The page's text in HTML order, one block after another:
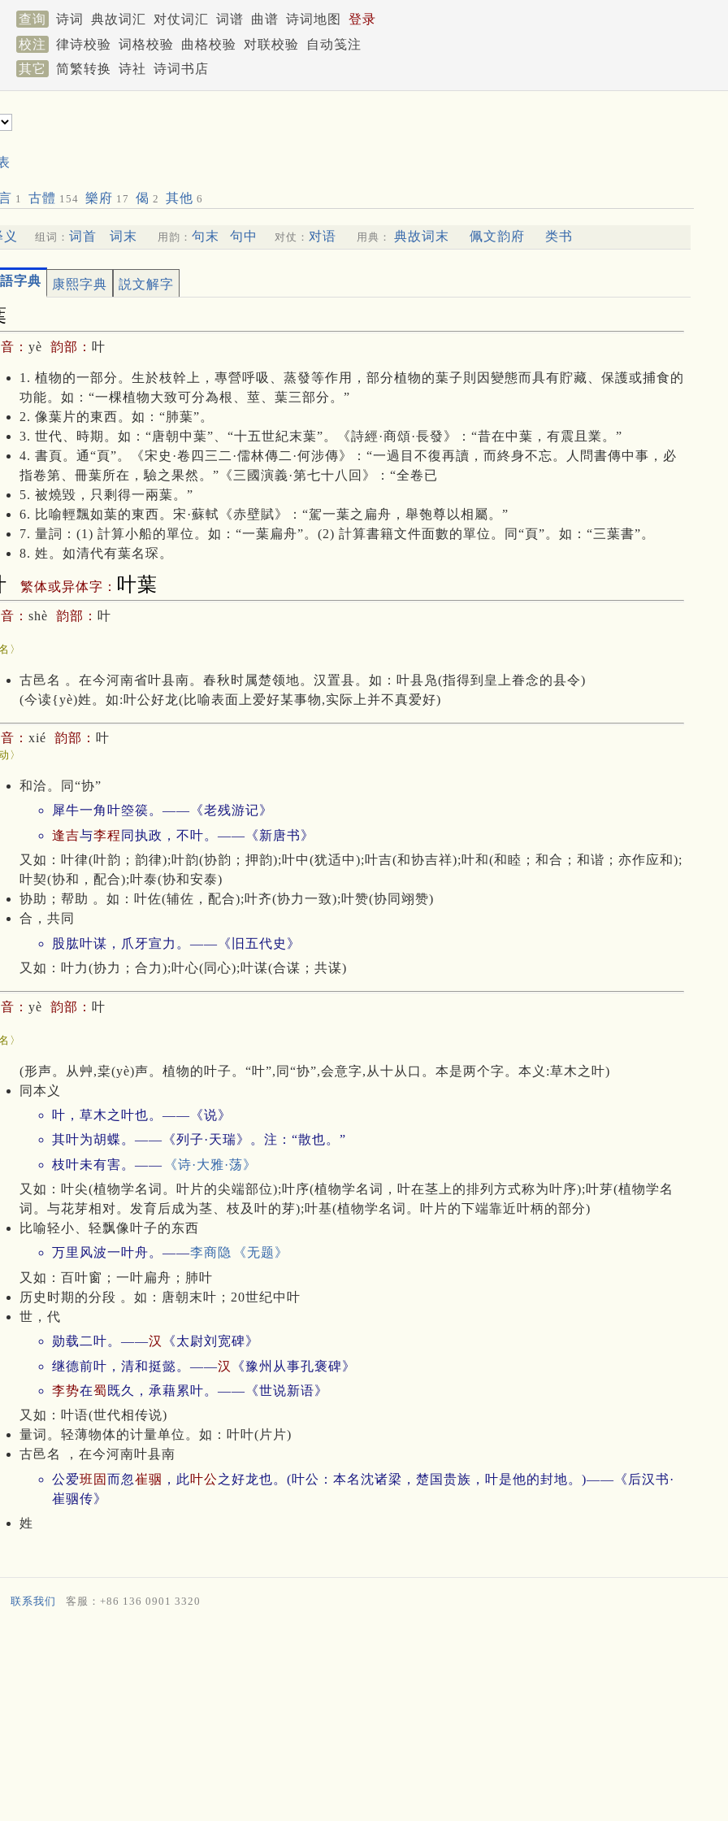
查询 诗词 典故词汇 对仗词汇 词谱 曲谱 诗词地图
登录
校注
律诗校验 词格校验 曲格校验 对联校验
自动笺注
其它
简繁转换 诗社 诗词书店
1 古體 154 樂府 17 偈 2 其他 6
义 组词： 词首 词末 用韵： 句末 句中 对仗： 对语 用典： 典故词末 佩文韵府 类书
字典 康熙字典 説文解字
： yè 韵部： 叶
1. 植物的一部分。生於枝幹上，專營呼吸、蒸發等作用，部分植物的葉子則因變態而具有貯藏、保護或捕食的
功能。如：“一棵植物大致可分為根、莖、葉三部分。”
2. 像葉片的東西。如：“肺葉”。
3. 世代、時期。如：“唐朝中葉”、“十五世紀末葉”。《詩經·商頌·長發》：“昔在中葉，有震且業。”
4. 書頁。通“頁”。《宋史·卷四三二·儒林傳二·何涉傳》：“一過目不復再讀，而終身不忘。人問書傳中事，必
指卷第、冊葉所在，驗之果然。”《三國演義·第七十八回》：“全卷已
5. 被燒毀，只剩得一兩葉。”
6. 比喻輕飄如葉的東西。宋·蘇軾《赤壁賦》：“駕一葉之扁舟，舉匏尊以相屬。”
7. 量詞：(1) 計算小船的單位。如：“一葉扁舟”。(2) 計算書籍文件面數的單位。同“頁”。如：“三葉書”。
8. 姓。如清代有葉名琛。
繁体或异体字： 叶葉
： shè 韵部： 叶
〉
古邑名 。在今河南省叶县南。春秋时属楚领地。汉置县。如：叶县凫(指得到皇上眷念的县令)
(今读{yè)姓。如:叶公好龙(比喻表面上爱好某事物,实际上并不真爱好)
： xié 韵部： 叶
〉
和洽。同“协”
犀牛一角叶箜篌。——《老残游记》
逢吉与李程 同执政，不叶。——《新唐书》
又如：叶律(叶韵；韵律);叶韵(协韵；押韵);叶中(犹适中);叶吉(和协吉祥);叶和(和睦；和合；和谐；亦作应和);
叶契(协和，配合);叶泰(协和安泰)
协助；帮助 。如：叶佐(辅佐，配合);叶齐(协力一致);叶赞(协同翊赞)
合，共同
股肱叶谋，爪牙宣力。——《旧五代史》
又如：叶力(协力；合力);叶心(同心);叶谋(合谋；共谋)
： yè 韵部： 叶
〉
(形声。从艸,枽(yè)声。植物的叶子。“叶”,同“协”,会意字,从十从口。本是两个字。本义:草木之叶)
同本义
叶，草木之叶也。——《说》
其叶为胡蝶。——《列子·天瑞》。注：“散也。”
枝叶未有害。——
《诗·大雅·荡》
又如：叶尖(植物学名词。叶片的尖端部位);叶序(植物学名词，叶在茎上的排列方式称为叶序);叶芽(植物学名
词。与花芽相对。发育后成为茎、枝及叶的芽);叶基(植物学名词。叶片的下端靠近叶柄的部分)
比喻轻小、轻飘像叶子的东西
万里风波一叶舟。——李商隐
《无题》
又如：百叶窗；一叶扁舟；肺叶
历史时期的分段 。如：唐朝末叶；20世纪中叶
世，代
勋载二叶。——汉
《太尉刘宽碑》
继德前叶，清和挺懿。——汉
《豫州从事孔褒碑》
李势在蜀 既久，承藉累叶。——《世说新语》
又如：叶语(世代相传说)
量词。轻薄物体的计量单位。如：叶叶(片片)
古邑名 ，在今河南叶县南
公爱班固 而忽崔骃 ，此叶公之好龙也。(叶公：本名沈诸梁，楚国贵族，叶是他的封地。)——《后汉书·
崔骃传》
姓
联系我们 客服：+86 136 0901 3320